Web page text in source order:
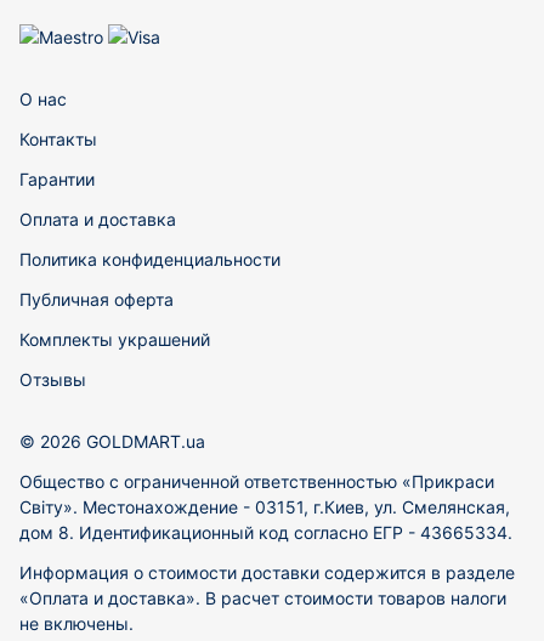
О нас
Контакты
Гарантии
Оплата и доставка
Политика конфиденциальности
Публичная оферта
Комплекты украшений
Отзывы
© 2026 GOLDMART.ua
Общество с ограниченной ответственностью «Прикраси
Світу». Местонахождение - 03151, г.Киев, ул. Смелянская,
дом 8. Идентификационный код согласно ЕГР - 43665334.
Информация о стоимости доставки содержится в разделе
«Оплата и доставка». В расчет стоимости товаров налоги
не включены.